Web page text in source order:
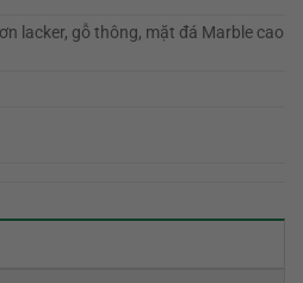
lacker, gỗ thông, mặt đá Marble cao